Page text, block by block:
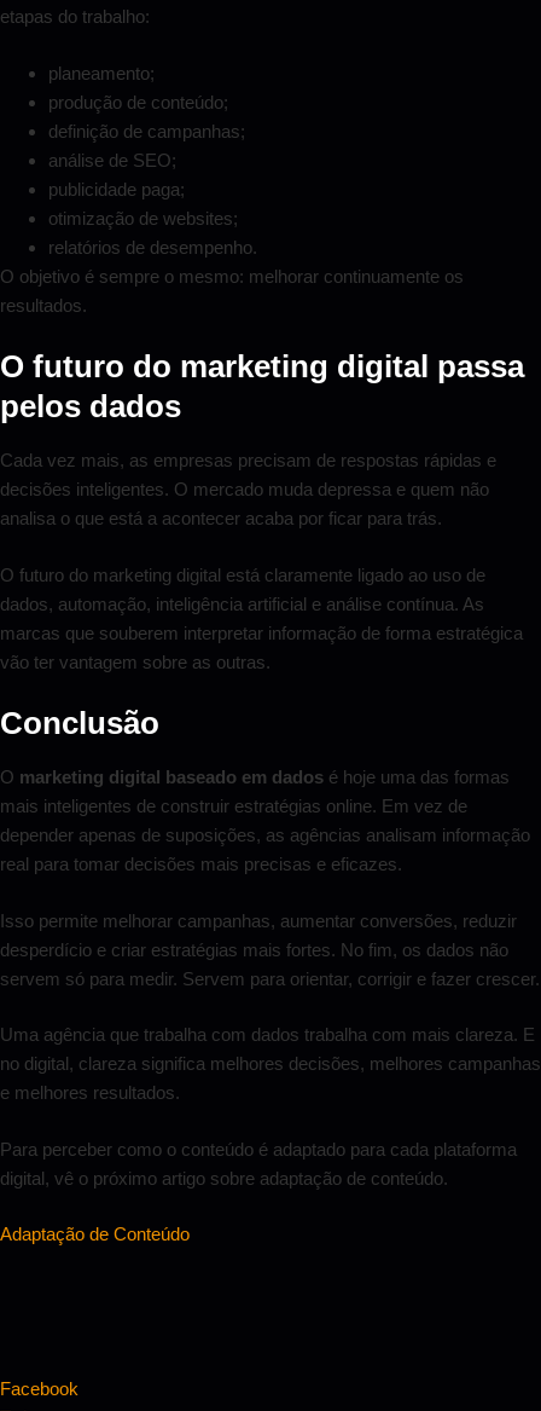
etapas do trabalho:
planeamento;
produção de conteúdo;
definição de campanhas;
análise de SEO;
publicidade paga;
otimização de websites;
relatórios de desempenho.
O objetivo é sempre o mesmo: melhorar continuamente os
resultados.
O futuro do marketing digital passa
pelos dados
Cada vez mais, as empresas precisam de respostas rápidas e
decisões inteligentes. O mercado muda depressa e quem não
analisa o que está a acontecer acaba por ficar para trás.
O futuro do marketing digital está claramente ligado ao uso de
dados, automação, inteligência artificial e análise contínua. As
marcas que souberem interpretar informação de forma estratégica
vão ter vantagem sobre as outras.
Conclusão
O marketing digital baseado em dados é hoje uma das formas
mais inteligentes de construir estratégias online. Em vez de
depender apenas de suposições, as agências analisam informação
real para tomar decisões mais precisas e eficazes.
Isso permite melhorar campanhas, aumentar conversões, reduzir
desperdício e criar estratégias mais fortes. No fim, os dados não
servem só para medir. Servem para orientar, corrigir e fazer crescer.
Uma agência que trabalha com dados trabalha com mais clareza. E
no digital, clareza significa melhores decisões, melhores campanhas
e melhores resultados.
Para perceber como o conteúdo é adaptado para cada plataforma
digital, vê o próximo artigo sobre adaptação de conteúdo.
Adaptação de Conteúdo
Facebook